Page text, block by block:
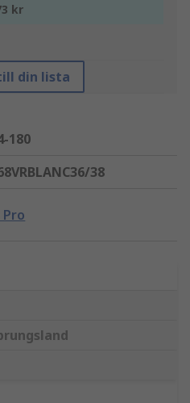
kr
din lista
180
38
Pro